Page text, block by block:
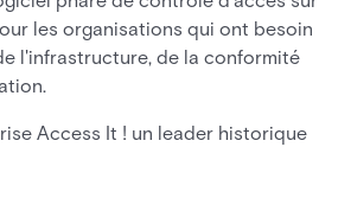
les organisations qui ont besoin
l'infrastructure, de la conformité
Access It ! un leader historique